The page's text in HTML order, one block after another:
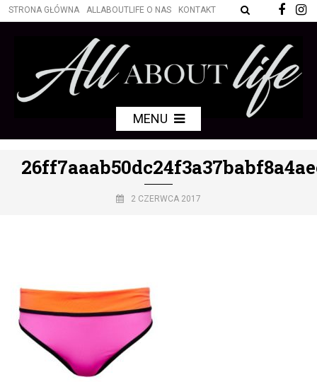
STRONA GŁÓWNA ALLABOUTLIFE O NAS KONTAKT
MENU
2 CZERWCA 2017